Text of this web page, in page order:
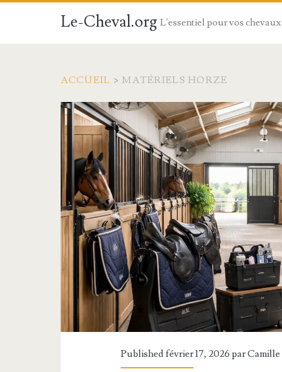
Le-Cheval.org L'essentiel pour vos chevaux
ACCUEIL >MATÉRIELS HORZE
Étiquette :
<span>matériels
horze</span>
Published février 17, 2026 parCamille